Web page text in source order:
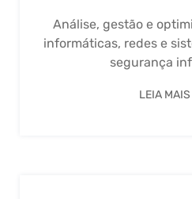
Análise, gestão e
informáticas, redes e
segurança
LEIA